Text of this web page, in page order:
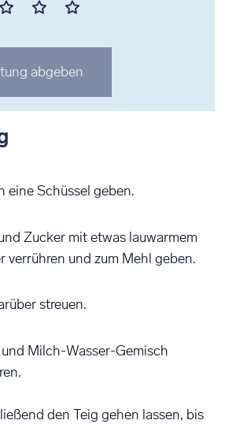
Stern
bewerten
Stern
bewerten
abgeben
eine Schüssel geben.
Zucker mit etwas lauwarmem
verrühren und zum Mehl geben.
streuen.
Milch-Wasser-Gemisch
den Teig gehen lassen, bis